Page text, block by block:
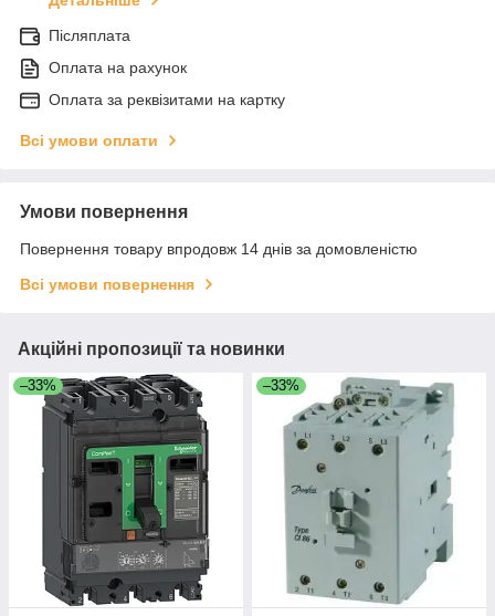
Післяплата
Оплата на рахунок
Оплата за реквізитами на картку
Всі умови оплати
Умови повернення
Повернення товару впродовж 14 днів за домовленістю
Всі умови повернення
Акційні пропозиції та новинки
–33% –33%